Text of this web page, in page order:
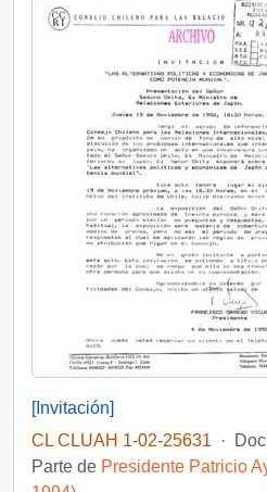
[Invitación]
CL CLUAH 1-02-25631
·
Parte de Presidente Patricio